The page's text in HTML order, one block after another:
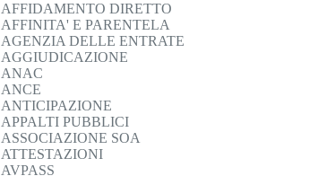
AFFIDAMENTO DIRETTO
AFFINITA' E PARENTELA
AGENZIA DELLE ENTRATE
AGGIUDICAZIONE
ANAC
ANCE
ANTICIPAZIONE
APPALTI PUBBLICI
ASSOCIAZIONE SOA
ATTESTAZIONI
AVPASS